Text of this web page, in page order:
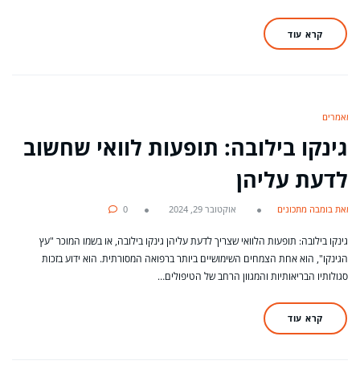
קרא עוד
מאמרים
גינקו בילובה: תופעות לוואי שחשוב
לדעת עליהן
מאת בומבה מתכונים אוקטובר 29, 2024 0
גינקו בילובה: תופעות הלוואי שצריך לדעת עליהן גינקו בילובה, או בשמו המוכר "עץ
הגינקו", הוא אחת הצמחים השימושיים ביותר ברפואה המסורתית. הוא ידוע בזכות
סגולותיו הבריאותיות והמגוון הרחב של הטיפולים…
קרא עוד